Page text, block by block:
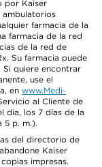
por Kaiser
ambulatorios
farmacia de la
farmacia de la red
de la red de
Su farmacia puede
Si quiere encontrar
use el
en www.Medi-
al Cliente de
día, los 7 días de la
5 p. m.).
del directorio de
Kaiser
impresas.